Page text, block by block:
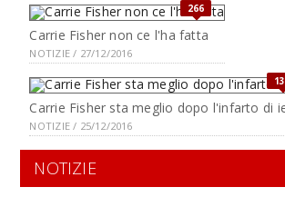
266
Carrie Fisher non ce l'ha fatta
NOTIZIE / 27/12/2016
Carrie Fisher sta meglio dopo l'infarto di
NOTIZIE / 25/12/2016
NOTIZIE